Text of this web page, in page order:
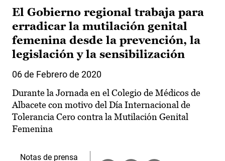
El Gobierno regional trabaja para
erradicar la mutilación genital
femenina desde la prevención, la
legislación y la sensibilización
06 de Febrero de 2020
Durante la Jornada en el Colegio de Médicos de
Albacete con motivo del Día Internacional de
Tolerancia Cero contra la Mutilación Genital
Femenina
Notas de prensa